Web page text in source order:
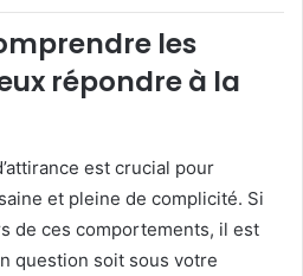
les
répondre à la
est crucial pour
et pleine de complicité. Si
de ces comportements, il est
question soit sous votre